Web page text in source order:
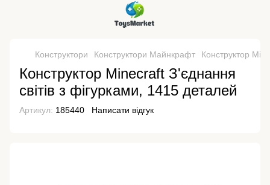
Конструктори Конструктори Майнкрафт Конструктор
Конструктор Minecraft З'єднання
світів з фігурками, 1415 деталей
Артикул: 185440 Написати відгук